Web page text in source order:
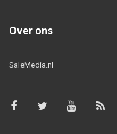
Over ons
SaleMedia.nl